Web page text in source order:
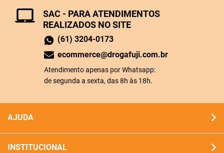
SAC - PARA ATENDIMENTOS
REALIZADOS NO SITE
(61) 3204-0173
ecommerce@drogafuji.com.br
Atendimento apenas por Whatsapp:
de segunda a sexta, das 8h às 18h.
AJUDA
INSTITUCIONAL